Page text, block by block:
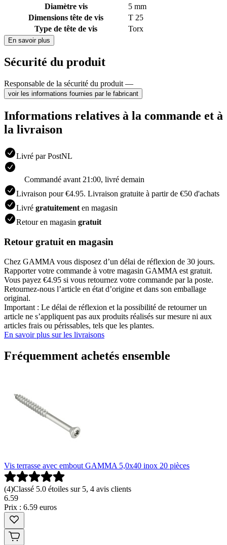
Diamètre vis
5 mm
Dimensions tête de vis
T 25
Type de tête de vis
Torx
En savoir plus
Sécurité du produit
Responsable de la sécurité du produit —
voir les informations fournies par le fabricant
Informations relatives à la commande et à
la livraison
Livré par PostNL
Commandé avant 21:00, livré demain
Livraison pour €4.95. Livraison gratuite à partir de €50 d'achats
Livré gratuitement en magasin
Retour en magasin gratuit
Retour gratuit en magasin
Chez GAMMA vous disposez d’un délai de réflexion de 30 jours.
Rapporter votre commande à votre magasin GAMMA est gratuit.
Vous payez €4.95 si vous retournez votre commande par la poste.
Retournez-nous l’article en état d’origine et dans son emballage
original.
Important : Le délai de réflexion et la possibilité de retourner un
article ne s’appliquent pas aux produits réalisés sur mesure ni aux
articles frais ou périssables, tels que les plantes.
En savoir plus sur les livraisons
Fréquemment achetés ensemble
Vis terrasse avec embout GAMMA 5,0x40 inox 20 pièces
(4)Classé 5.0 étoiles sur 5, 4 avis clients
6.59
Prix : 6.59 euros